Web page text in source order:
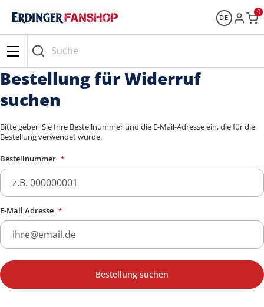
DE
0
Suche
Bestellung für Widerruf
suchen
Bitte geben Sie Ihre Bestellnummer und die E-Mail-Adresse ein, die für die
Bestellung verwendet wurde.
Bestellnummer
E-Mail Adresse
Bestellung suchen